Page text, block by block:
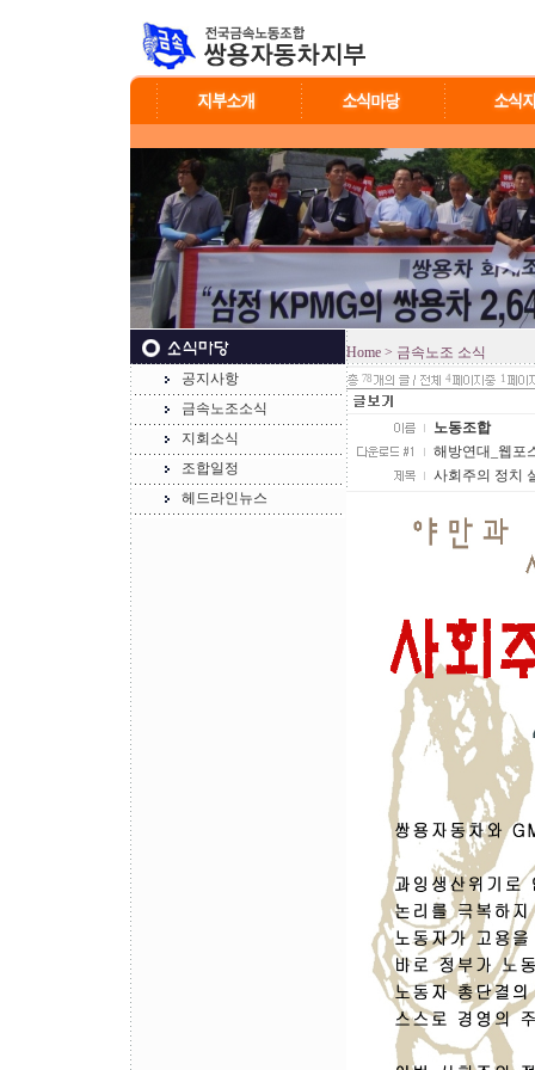
공지사항
금속노조소식
지회소식
조합일정
헤드라인뉴스
Home > 금속노조 소식
78 4 1
노동조합
해방연대_웹포
사회주의 정치